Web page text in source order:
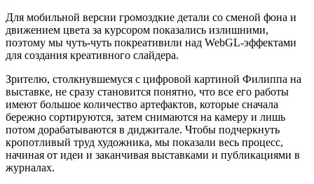
Для мобильной версии громоздкие детали со сменой фона и
движением цвета за курсором показались излишними,
поэтому мы чуть-чуть покреативили над WebGL-эффектами
для создания креативного слайдера.
Зрителю, столкнувшемуся с цифровой картиной Филиппа на
выставке, не сразу становится понятно, что все его работы
имеют большое количество артефактов, которые сначала
бережно сортируются, затем снимаются на камеру и лишь
потом дорабатываются в диджитале. Чтобы подчеркнуть
кропотливый труд художника, мы показали весь процесс,
начиная от идеи и заканчивая выставками и публикациями в
журналах.